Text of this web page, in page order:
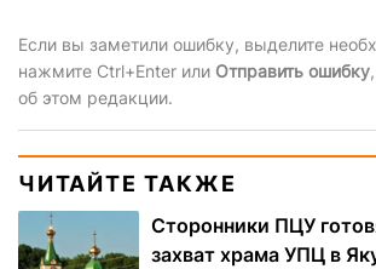
Если вы заметили ошибку, выделите
нажмите Ctrl+Enter или Отправить ошибку
об этом редакции.
ЧИТАЙТЕ ТАКЖЕ
Сторонники ПЦУ
захват храма УПЦ в